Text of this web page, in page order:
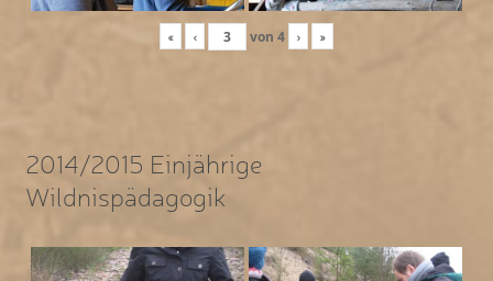
« ‹ von 4 › »
2014/2015 Einjährige
Wildnispädagogik